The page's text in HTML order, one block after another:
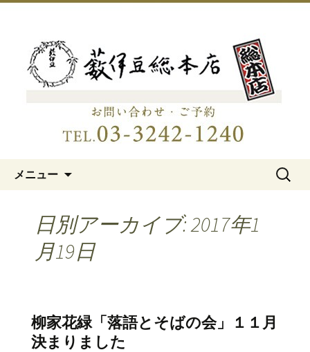
日本橋の老舗蕎麦屋「藪伊豆総
本店」
メニュー
検
日別アーカイブ: 2017年1
月19日
柳家花緑「落語とそばの会」１１月
決まりました